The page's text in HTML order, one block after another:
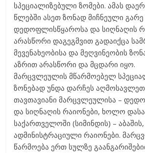
სპეციალიზებული ზომები. ამას
წლებში ასეთ ზონად მიჩნეული გარე
დედოფლისწყაროსა და სიღნაღის
არასწორი დაგეგმვით გადაიქცა
მევენახეობისა და მეღვინეობის
აზრით არასწორი და მცდარი იყო.
მარცვლეულის მწარმოებელ
ზონებად უნდა დარჩეს
თავთავიანი მარცვლეულისა –
და სიღნაღის რაიონები, ხოლო
საქართველოში (სიმინდის) –
ადმინისტრაციული რაიონები.
წარმოება ერთ სულზე